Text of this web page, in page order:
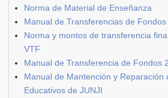
Norma de Material de Enseñanza
Manual de Transferencias de
Norma y montos de transferencia
VTF
Manual de Transferencia de Fondos
Manual de Mantención y Reparación
Educativos de JUNJI